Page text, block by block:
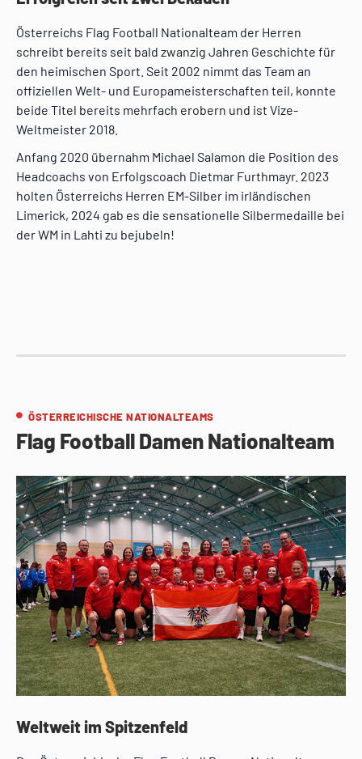
Österreichs Flag Football Nationalteam der Herren
schreibt bereits seit bald zwanzig Jahren Geschichte für
den heimischen Sport. Seit 2002 nimmt das Team an
offiziellen Welt- und Europameisterschaften teil, konnte
beide Titel bereits mehrfach erobern und ist Vize-
Weltmeister 2018.
Anfang 2020 übernahm Michael Salamon die Position des
Headcoachs von Erfolgscoach Dietmar Furthmayr. 2023
holten Österreichs Herren EM-Silber im irländischen
Limerick, 2024 gab es die sensationelle Silbermedaille bei
der WM in Lahti zu bejubeln!
ÖSTERREICHISCHE NATIONALTEAMS
Flag Football Damen Nationalteam
Weltweit im Spitzenfeld